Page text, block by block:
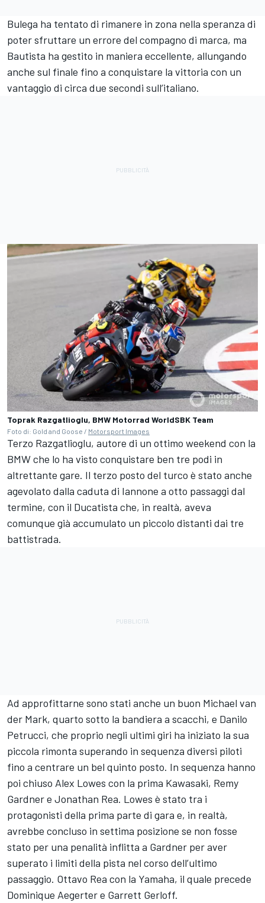
Bulega ha tentato di rimanere in zona nella speranza di
poter sfruttare un errore del compagno di marca, ma
Bautista ha gestito in maniera eccellente, allungando
anche sul finale fino a conquistare la vittoria con un
vantaggio di circa due secondi sull’italiano.
Toprak Razgatlioglu, BMW Motorrad WorldSBK Team
Foto di: Gold and Goose / Motorsport Images
Terzo Razgatlioglu, autore di un ottimo weekend con la
BMW che lo ha visto conquistare ben tre podi in
altrettante gare. Il terzo posto del turco è stato anche
agevolato dalla caduta di Iannone a otto passaggi dal
termine, con il Ducatista che, in realtà, aveva
comunque già accumulato un piccolo distanti dai tre
battistrada.
Ad approfittarne sono stati anche un buon Michael van
der Mark, quarto sotto la bandiera a scacchi, e Danilo
Petrucci, che proprio negli ultimi giri ha iniziato la sua
piccola rimonta superando in sequenza diversi piloti
fino a centrare un bel quinto posto. In sequenza hanno
poi chiuso Alex Lowes con la prima Kawasaki, Remy
Gardner e Jonathan Rea. Lowes è stato tra i
protagonisti della prima parte di gara e, in realtà,
avrebbe concluso in settima posizione se non fosse
stato per una penalità inflitta a Gardner per aver
superato i limiti della pista nel corso dell’ultimo
passaggio. Ottavo Rea con la Yamaha, il quale precede
Dominique Aegerter e Garrett Gerloff.